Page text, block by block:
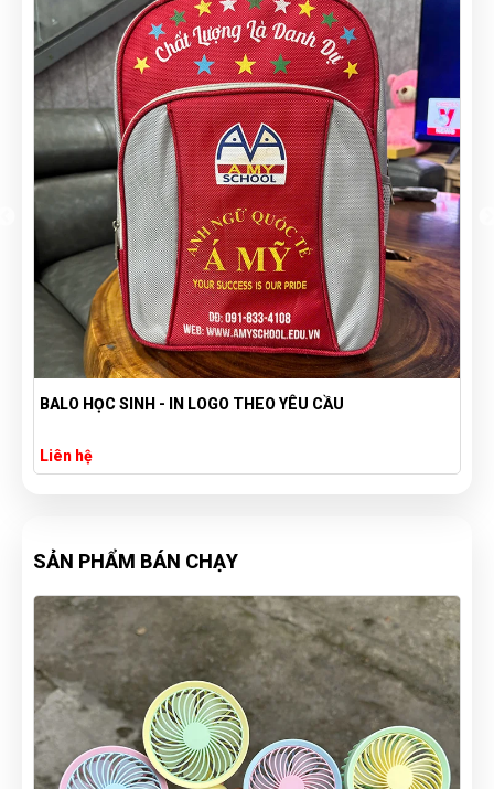
TV 12 - BALO TÚI RÚT TAKE IT EASY
Liên hệ
SẢN PHẨM BÁN CHẠY